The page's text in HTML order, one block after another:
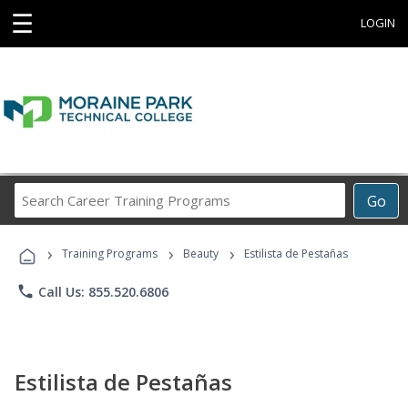
☰ LOGIN
Go
Career
Programs
› Training Programs › Beauty › Estilista de Pestañas
phone Call Us: 855.520.6806
Estilista de Pestañas